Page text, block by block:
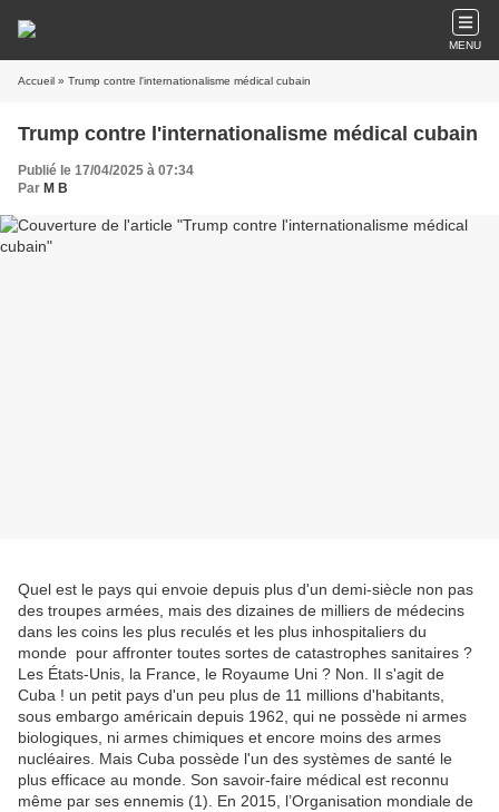
MENU
Accueil » Trump contre l'internationalisme médical cubain
Trump contre l'internationalisme médical cubain
Publié le 17/04/2025 à 07:34
Par M B
Quel est le pays qui envoie depuis plus d'un demi-siècle non pas
des troupes armées, mais des dizaines de milliers de médecins
dans les coins les plus reculés et les plus inhospitaliers du
monde pour affronter toutes sortes de catastrophes sanitaires ?
Les États-Unis, la France, le Royaume Uni ? Non. Il s'agit de
Cuba ! un petit pays d'un peu plus de 11 millions d'habitants,
sous embargo américain depuis 1962, qui ne possède ni armes
biologiques, ni armes chimiques et encore moins des armes
nucléaires. Mais Cuba possède l'un des systèmes de santé le
plus efficace au monde. Son savoir-faire médical est reconnu
même par ses ennemis (1). En 2015, l’Organisation mondiale de